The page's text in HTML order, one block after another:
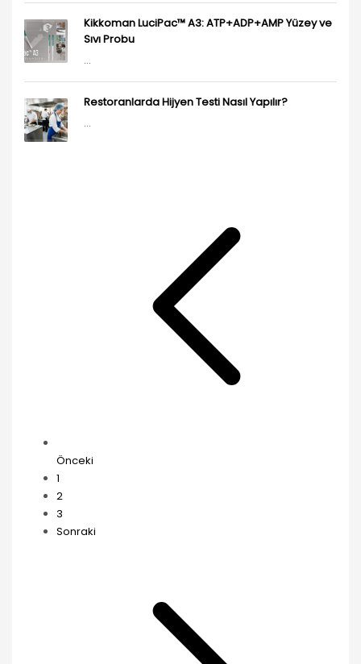
Kikkoman LuciPac™ A3: ATP+ADP+AMP Yüzey ve
Sıvı Probu
...
Restoranlarda Hijyen Testi Nasıl Yapılır?
...
Önceki
1
2
3
Sonraki